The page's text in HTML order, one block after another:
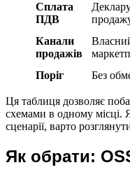
Сплата
ПДВ
Канали
продажів
Поріг
Без
Ця таблиця дозволяє
схемами в одному місці.
сценарії, варто
Як обрати: